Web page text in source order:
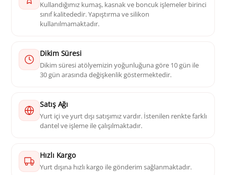
Kullandığımız kumaş, kasnak ve boncuk işlemeler birinci
sınıf kalitededir. Yapıştırma ve silikon
kullanılmamaktadır.
Dikim Süresi
Dikim süresi atölyemizin yoğunluğuna göre 10 gün ile
30 gün arasında değişkenlik göstermektedir.
Satış Ağı
Yurt içi ve yurt dışı satışımız vardır. İstenilen renkte farklı
dantel ve işleme ile çalışılmaktadır.
Hızlı Kargo
Yurt dışına hızlı kargo ile gönderim sağlanmaktadır.